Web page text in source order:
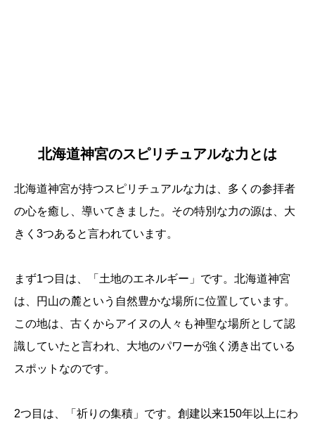
北海道神宮のスピリチュアルな力とは
北海道神宮が持つスピリチュアルな力は、多くの参拝者
の心を癒し、導いてきました。その特別な力の源は、大
きく3つあると言われています。
まず1つ目は、「土地のエネルギー」です。北海道神宮
は、円山の麓という自然豊かな場所に位置しています。
この地は、古くからアイヌの人々も神聖な場所として認
識していたと言われ、大地のパワーが強く湧き出ている
スポットなのです。
2つ目は、「祈りの集積」です。創建以来150年以上にわ